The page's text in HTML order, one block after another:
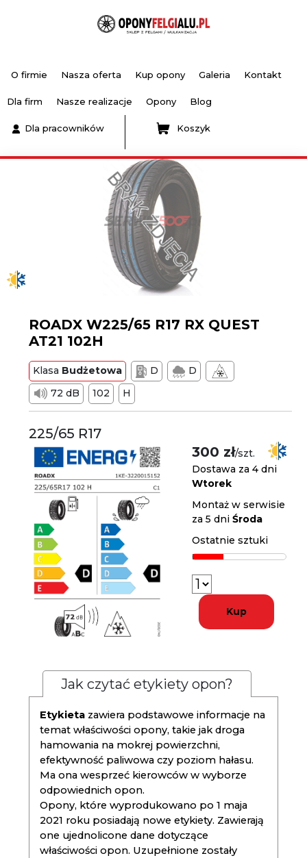
O firmie Nasza oferta Kup opony Galeria Kontakt
Dla firm Nasze realizacje Opony Blog
Dla pracowników Koszyk
ROADX W225/65 R17 RX QUEST
AT21 102H
Klasa Budżetowa D
D
72 dB
102 H
225/65 R17
300 zł/szt.
Dostawa za 4 dni
Wtorek
Montaż w serwisie
za 5 dniŚroda
Ostatnie sztuki
Kup
Jak czytać etykiety opon?
Etykieta zawiera podstawowe informacje na
temat właściwości opony, takie jak droga
hamowania na mokrej powierzchni,
efektywność paliwowa czy poziom hałasu.
Ma ona wesprzeć kierowców w wyborze
odpowiednich opon.
Opony, które wyprodukowano po 1 maja
2021 roku posiadają nowe etykiety. Zawierają
one ujednolicone dane dotyczące
właściwości opon. Uzupełnione zostały